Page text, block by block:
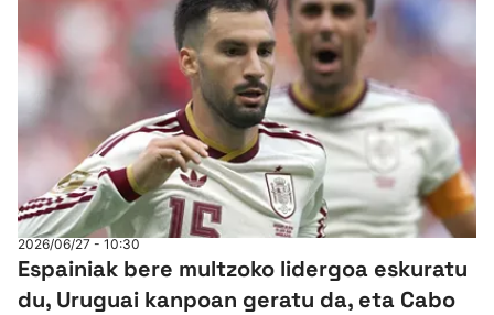
2026/06/27 - 10:30
Espainiak bere multzoko lidergoa eskuratu
du, Uruguai kanpoan geratu da, eta Cabo